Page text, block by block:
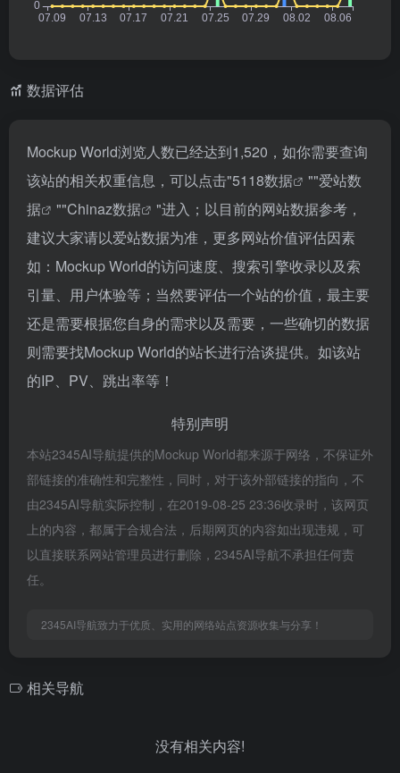
数据评估
Mockup World浏览人数已经达到1,520，如你需要查询
该站的相关权重信息，可以点击"5118数据 ""爱站数
据
""Chinaz数据
"进入；以目前的网站数据参考，
建议大家请以爱站数据为准，更多网站价值评估因素
如：Mockup World的访问速度、搜索引擎收录以及索
引量、用户体验等；当然要评估一个站的价值，最主要
还是需要根据您自身的需求以及需要，一些确切的数据
则需要找Mockup World的站长进行洽谈提供。如该站
的IP、PV、跳出率等！
特别声明
本站2345AI导航提供的Mockup World都来源于网络，不保证外
部链接的准确性和完整性，同时，对于该外部链接的指向，不
由2345AI导航实际控制，在2019-08-25 23:36收录时，该网页
上的内容，都属于合规合法，后期网页的内容如出现违规，可
以直接联系网站管理员进行删除，2345AI导航不承担任何责
任。
2345AI导航致力于优质、实用的网络站点资源收集与分享！
相关导航
没有相关内容!